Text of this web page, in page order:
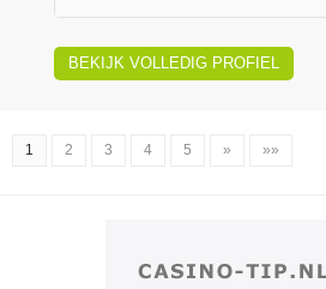
BEKIJK VOLLEDIG PROFIEL
1 2 3 4 5 » »»